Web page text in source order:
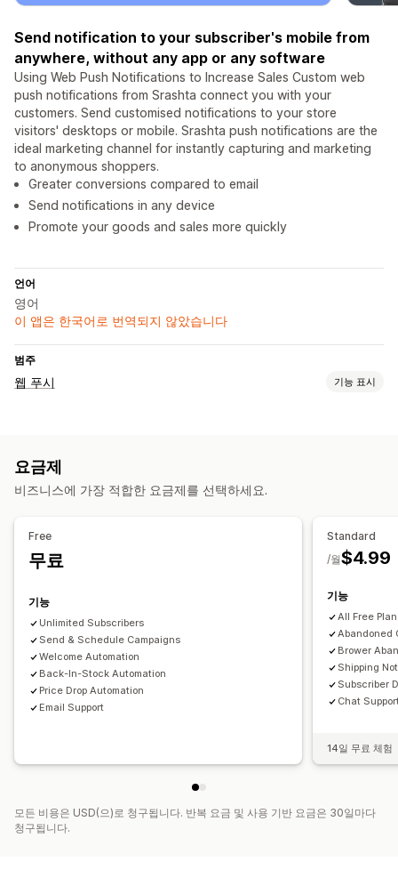
Send notification to your subscriber's mobile from
anywhere, without any app or any software
Using Web Push Notifications to Increase Sales Custom web
push notifications from Srashta connect you with your
customers. Send customised notifications to your store
visitors' desktops or mobile. Srashta push notifications are the
ideal marketing channel for instantly capturing and marketing
to anonymous shoppers.
Greater conversions compared to email
Send notifications in any device
Promote your goods and sales more quickly
언어
영어
이 앱은 한국어로 번역되지 않았습니다
범주
웹 푸시 기능 표시
가입자 관리
요금제
비즈니스에 가장 적합한 요금제를 선택하세요.
Free
무료
기능
Unlimited Subscribers
Send & Schedule Campaigns
Welcome Automation
Back-In-Stock Automation
Price Drop Automation
Email Support
Standard
$4.99
/월
기능
All Free
Abandoned
Brower
Shipping
Subscriber
Chat
14일 무료 체험
모든 비용은 USD(으)로 청구됩니다. 반복 요금 및 사용 기반 요금은 30일마다
청구됩니다.